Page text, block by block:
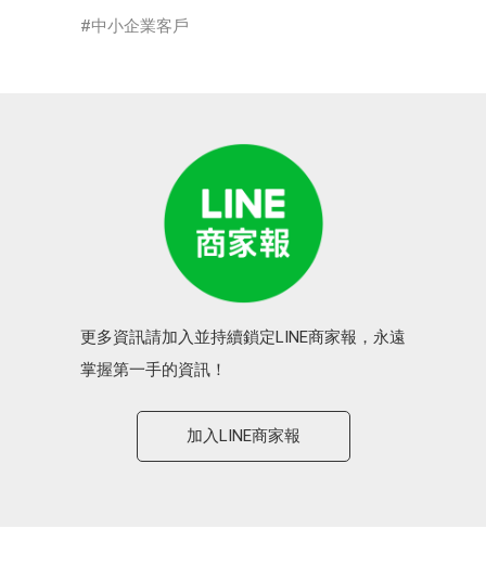
中小企業客戶
更多資訊請加入並持續鎖定LINE商家報，永遠
掌握第一手的資訊！
加入LINE商家報